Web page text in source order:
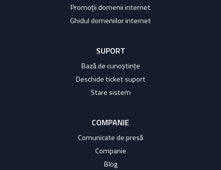
Promoții domenii internet
Ghidul domeniilor internet
SUPORT
Bază de cunoștințe
Deschide ticket suport
Stare sistem
COMPANIE
Comunicate de presă
Companie
Blog